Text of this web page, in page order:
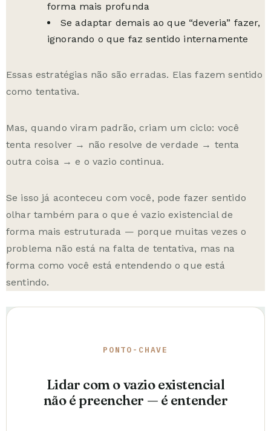
forma mais profunda
Se adaptar demais ao que “deveria” fazer,
ignorando o que faz sentido internamente
Essas estratégias não são erradas. Elas fazem sentido
como tentativa.
Mas, quando viram padrão, criam um ciclo: você
tenta resolver → não resolve de verdade → tenta
outra coisa → e o vazio continua.
Se isso já aconteceu com você, pode fazer sentido
olhar também para o que é vazio existencialde
forma mais estruturada — porque muitas vezes o
problema não está na falta de tentativa, mas na
forma como você está entendendo o que está
sentindo.
PONTO-CHAVE
Lidar com o vazio existencial
não é preencher — é entender